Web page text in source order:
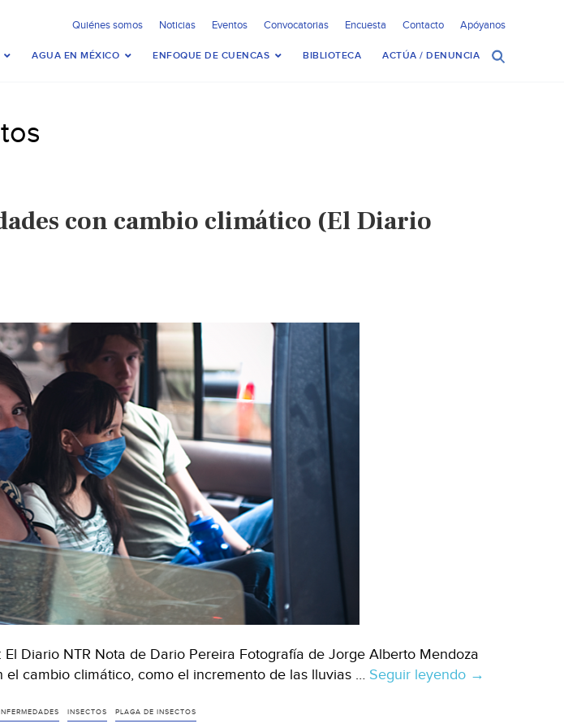
Quiénes somos Noticias Eventos Convocatorias Encuesta Contacto Apóyanos
AGUA EN MÉXICO ENFOQUE DE CUENCAS BIBLIOTECA ACTÚA / DENUNCIA
con cambio climático (El Diario
Diario NTR Nota de Dario Pereira Fotografía de Jorge Alberto Mendoza
el cambio climático, como el incremento de las lluvias … Seguir leyendo Ganan
→
INSECTOS PLAGA DE INSECTOS